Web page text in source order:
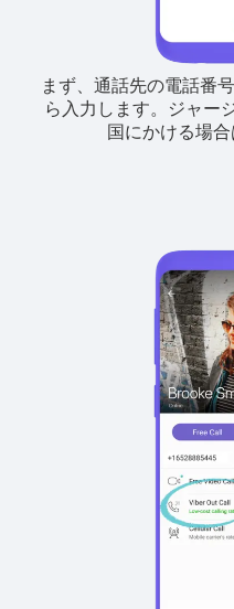
まず、通話先の電話番
ら入力します。 ジャー
国にかける場合